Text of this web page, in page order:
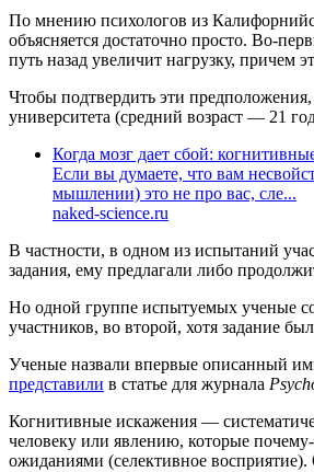
По мнению психологов из
объясняется достаточно просто. Во-
путь назад увеличит нагрузку, причем
Чтобы подтвердить эти
университета (средний возраст — 21
Когда мозг дает сбой:
Если вы думаете, что вам
мышлении) это не про вас, сле...
naked-science.ru
В частности, в одном из испытаний
задания, ему предлагали либо
Но одной группе испытуемых ученые
участников, во второй, хотя задание
Ученые назвали впервые описанный
представили в статье для журнала
Когнитивные искажения —
человеку или явлению, которые
ожиданиями (селективное